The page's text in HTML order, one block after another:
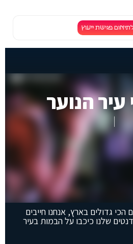
פגישת ייעוץ
עיר הנוער
|
גדולים בארץ, אנחנו חייבים
שלנו כיכבו על הבמות בעיר